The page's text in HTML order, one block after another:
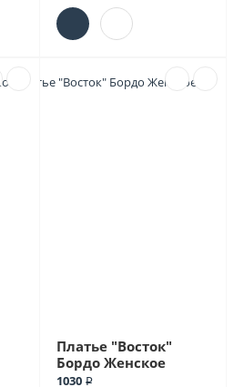
Платье "Восток"
Бордо Женское
1030 ₽